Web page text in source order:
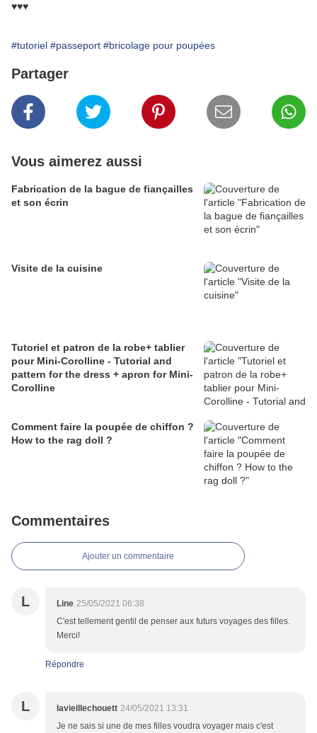
♥♥♥
#tutoriel #passeport #bricolage pour poupées
Partager
Vous aimerez aussi
Fabrication de la bague de fiançailles
et son écrin
Visite de la cuisine
Tutoriel et patron de la robe+ tablier
pour Mini-Corolline - Tutorial and
pattern for the dress + apron for Mini-
Corolline
Comment faire la poupée de chiffon ?
How to the rag doll ?
Commentaires
Ajouter un commentaire
L Line 25/05/2021 06:38
C'est tellement gentil de penser aux futurs voyages des filles.
Merci!
Répondre
L lavieillechouett 24/05/2021 13:31
Je ne sais si une de mes filles voudra voyager mais c'est